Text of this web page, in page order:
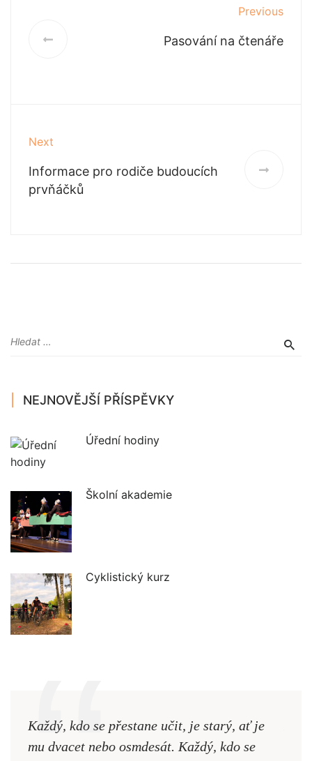
Previous
Pasování na čtenáře
Next
Informace pro rodiče budoucích
prvňáčků
NEJNOVĚJŠÍ PŘÍSPĚVKY
Úřední hodiny
Školní akademie
Cyklistický kurz
Každý, kdo se přestane učit, je starý, ať je
mu dvacet nebo osmdesát. Každý, kdo se